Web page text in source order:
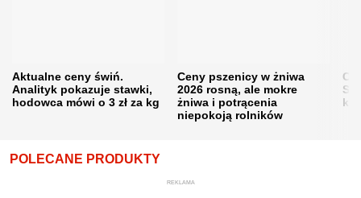
Aktualne ceny świń.
Analityk pokazuje stawki,
hodowca mówi o 3 zł za kg
Ceny pszenicy w żniwa
2026 rosną, ale mokre
żniwa i potrącenia
niepokoją rolników
POLECANE PRODUKTY
REKLAMA